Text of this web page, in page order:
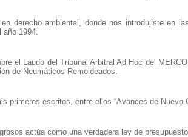
derecho ambiental, donde nos introdujiste en
año 1994.
el Laudo del Tribunal Arbitral Ad Hoc del
de Neumáticos Remoldeados.
primeros escritos, entre ellos “Avances de
actúa como una verdadera ley de